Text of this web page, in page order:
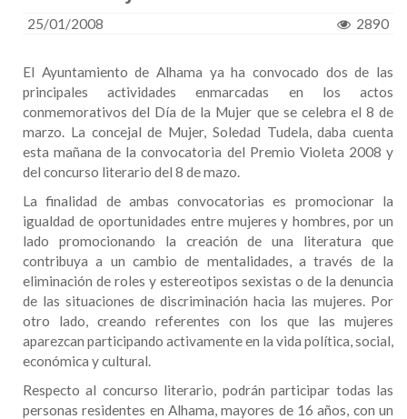
25/01/2008 2890
El Ayuntamiento de Alhama ya ha convocado dos de las
principales actividades enmarcadas en los actos
conmemorativos del Día de la Mujer que se celebra el 8 de
marzo. La concejal de Mujer, Soledad Tudela, daba cuenta
esta mañana de la convocatoria del Premio Violeta 2008 y
del concurso literario del 8 de mazo.
La finalidad de ambas convocatorias es promocionar la
igualdad de oportunidades entre mujeres y hombres, por un
lado promocionando la creación de una literatura que
contribuya a un cambio de mentalidades, a través de la
eliminación de roles y estereotipos sexistas o de la denuncia
de las situaciones de discriminación hacia las mujeres. Por
otro lado, creando referentes con los que las mujeres
aparezcan participando activamente en la vida política, social,
económica y cultural.
Respecto al concurso literario, podrán participar todas las
personas residentes en Alhama, mayores de 16 años, con un